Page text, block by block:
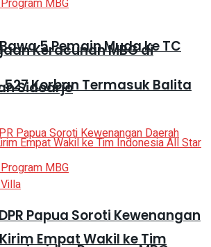
Keracunan MBG di
Korban Termasuk Balita
Papua Soroti Kewenangan
5 Pemain Muda ke TC
Sidoarjo
Empat Wakil ke Tim